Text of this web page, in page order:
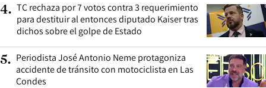
4. TC rechaza por 7 votos contra 3 requerimiento
para destituir al entonces diputado Kaiser tras
dichos sobre el golpe de Estado
5. Periodista José Antonio Neme protagoniza
accidente de tránsito con motociclista en Las
Condes